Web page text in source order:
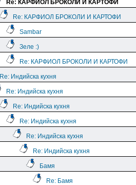
Re: КАРФИОЛ БРОКОЛИ И КАРТОФИ
Re: КАРФИОЛ БРОКОЛИ И КАРТОФИ
Sambar
Зеле :)
Re: КАРФИОЛ БРОКОЛИ И КАРТОФИ
Re: Индийска кухня
Re: Индийска кухня
Re: Индийска кухня
Re: Индийска кухня
Re: Индийска кухня
Re: Индийска кухня
Бамя
Re: Бамя